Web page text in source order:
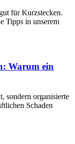
für Kurzstecken.
Tipps in unserem
Warum ein
sondern organisierte
Schaden